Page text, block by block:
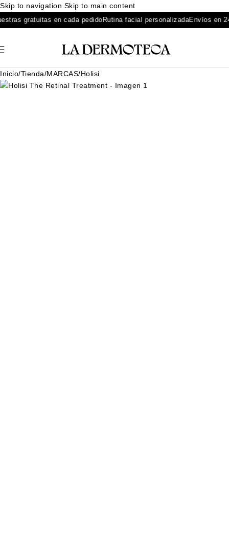
Skip to navigation Skip to main content
gratuitas en cada pedidoRutina facial personalizadaEnvíos en
Inicio/Tienda/MARCAS/Holisi